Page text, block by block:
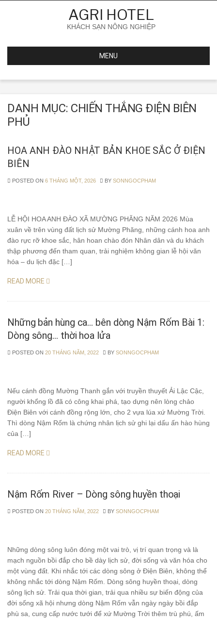
AGRI HOTEL
KHÁCH SẠN NÔNG NGHIỆP
MENU
DANH MỤC: CHIẾN THẮNG ĐIỆN BIÊN
PHỦ
HOA ANH ĐÀO NHẬT BẢN KHOE SẮC Ở ĐIỆN
BIÊN
POSTED ON 6 THÁNG MỘT, 2026 BY SONNGOCPHAM
LỄ HỘI HOA ANH ĐÀO XÃ MƯỜNG PHĂNG NĂM 2026 Mùa
xuân về trên vùng đất lịch sử Mường Phăng, những cánh hoa anh
đào rực rỡ khoe sắc, hân hoan chào đón Nhân dân và du khách
thập phương đến tham quan, trải nghiệm không gian lễ hội văn
hóa – du lịch đặc […]
READ MORE
Những bản hùng ca… bên dòng Nậm Rốm Bài 1:
Dòng sông… thời hoa lửa
POSTED ON 20 THÁNG NĂM, 2022 BY SONNGOCPHAM
Nếu cánh đồng Mường Thanh gắn với truyền thuyết Ải Lậc Cậc,
người khổng lồ đã có công khai phá, tạo dựng nên lòng chảo
Điện Biên với cánh đồng rộng lớn, cho 2 vựa lúa xứ Mường Trời.
Thì dòng Nậm Rốm là chứng nhân lịch sử ghi lại dấu ấn hào hùng
của […]
READ MORE
Nậm Rốm River – Dòng sông huyền thoại
POSTED ON 20 THÁNG NĂM, 2022 BY SONNGOCPHAM
Những dòng sông luôn đóng một vai trò, vị trí quan trọng và là
mạch nguồn bồi đắp cho bề dày lịch sử, đời sống và văn hóa cho
một vùng đất. Khi nhắc tới các dòng sông ở Điện Biên, không thể
không nhắc tới dòng Nậm Rốm. Dòng sông huyền thoại, dòng
sông lịch sử. Trải qua thời gian, trải qua nhiều sự biến động của
đời sống xã hội nhưng dòng Nậm Rốm vẫn ngày ngày bồi đắp
phù sa, cung cấp nước tưới để xứ Mường Trời thêm trù phú, ấm